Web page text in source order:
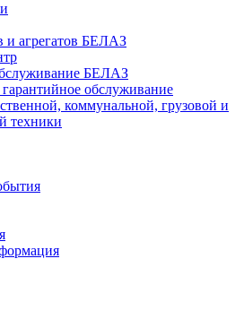
и агрегатов БЕЛАЗ
БЕЛАЗ
обслуживание
коммунальной, грузовой и
техники